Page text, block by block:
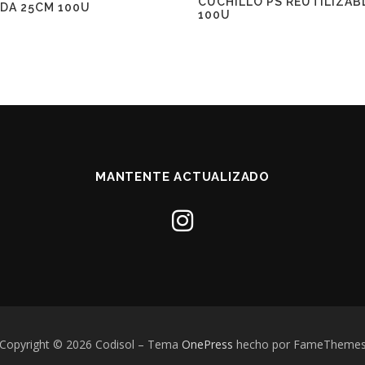
25CM 100U
100U
MANTENTE ACTUALIZADO
Copyright © 2026 Codisol – Tema OnePress hecho por FameThemes